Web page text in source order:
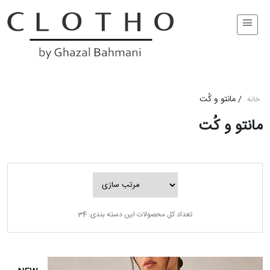
خانه /مانتو و کُت
مانتو و کُت
تعداد کل محصولات این دسته بندی: 34